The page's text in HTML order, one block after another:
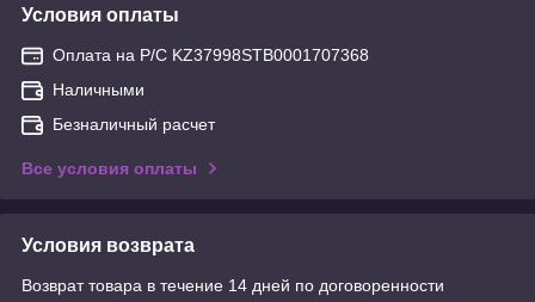
Условия оплаты
Оплата на Р/С KZ37998STB0001707368
Наличными
Безналичный расчет
Все условия оплаты
Условия возврата
Возврат товара в течение 14 дней по договоренности